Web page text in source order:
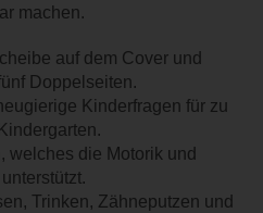
machen.
auf dem Cover und
Doppelseiten.
Kinderfragen für zu
welches die Motorik und
Trinken, Zähneputzen und